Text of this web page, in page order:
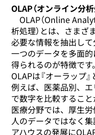
OLAP（オンライン分析
OLAP（Online
析処理）とは、さまざ
必要な情報を抽出して
一つのデータを多面
得られるのが特徴です。
OLAPは『オーラップ』
例えば、医薬品別、
で数字を比較すること
医療分野では、厚生
人のデータではなく
アハウスの発展に